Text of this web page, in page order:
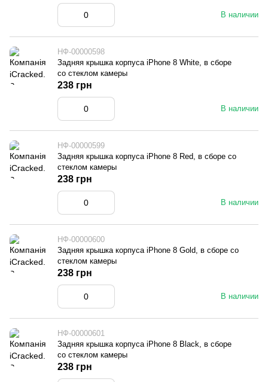
В наличии
НФ-00000598
Задняя крышка корпуса iPhone 8 White, в сборе
со стеклом камеры
В наличии
238 грн
НФ-00000599
Задняя крышка корпуса iPhone 8 Red, в сборе со
стеклом камеры
В наличии
238 грн
НФ-00000600
Задняя крышка корпуса iPhone 8 Gold, в сборе со
стеклом камеры
В наличии
238 грн
НФ-00000601
Задняя крышка корпуса iPhone 8 Black, в сборе
со стеклом камеры
238 грн